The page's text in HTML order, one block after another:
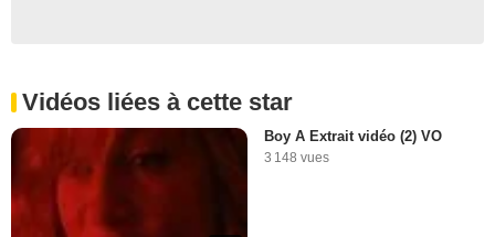
Vidéos liées à cette star
Boy A Extrait vidéo (2) VO
3 148 vues